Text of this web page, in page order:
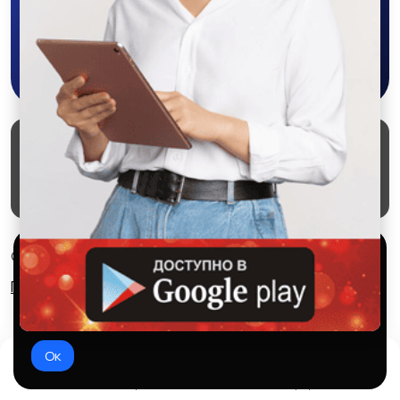
Копалки Грабли
Агродроны
Мульчеры Окучники
Скачать в Google Play
Маркеты Блог
О проекте
Служба поддержки
Удаление аккаунта
Партнерка
© 2026 SALEX МАРКЕТ
Правила сервиса
Конфиденциальность
Используем куки и рекомендательные
технологии
Это чтобы сайт работал лучше. Оставаясь с нами, вы
соглашаетесь на использование файлов куки.
Ок